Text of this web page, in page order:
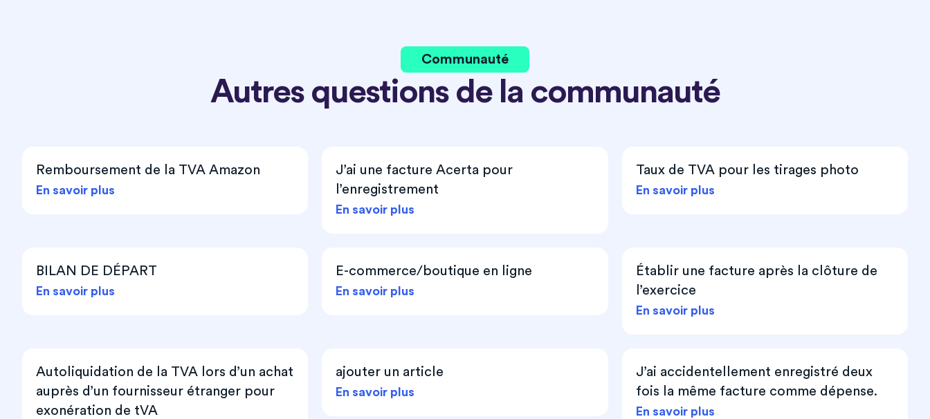
Communauté
Autres questions de la communauté
Remboursement de la TVA Amazon
En savoir plus
J’ai une facture Acerta pour
l’enregistrement
En savoir plus
Taux de TVA pour les tirages photo
En savoir plus
BILAN DE DÉPART
En savoir plus
E-commerce/boutique en ligne
En savoir plus
Établir une facture après la clôture de
l’exercice
En savoir plus
Autoliquidation de la TVA lors d’un achat
auprès d’un fournisseur étranger pour
exonération de tVA
ajouter un article
En savoir plus
J’ai accidentellement enregistré deux
fois la même facture comme dépense.
En savoir plus